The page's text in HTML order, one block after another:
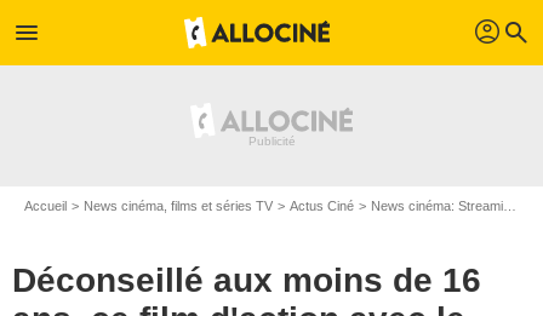
menu profil search
Accueil News cinéma, films et séries TV Actus Ciné News cinéma: Streaming
Déconseillé aux moins de 16